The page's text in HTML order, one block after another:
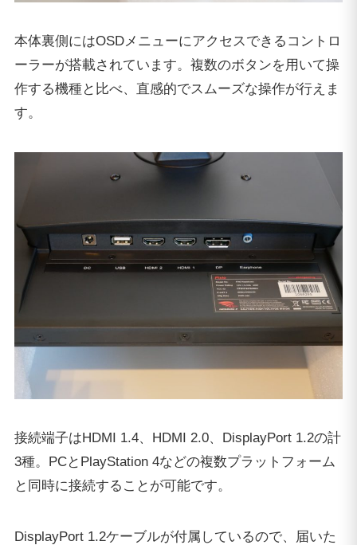
本体裏側にはOSDメニューにアクセスできるコントロ
ーラーが搭載されています。複数のボタンを用いて操
作する機種と比べ、直感的でスムーズな操作が行えま
す。
接続端子はHDMI 1.4、HDMI 2.0、DisplayPort 1.2の計
3種。PCとPlayStation 4などの複数プラットフォーム
と同時に接続することが可能です。
DisplayPort 1.2ケーブルが付属しているので、届いた